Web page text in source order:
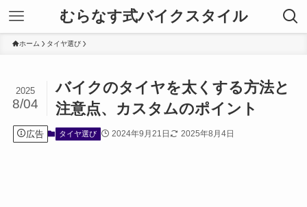
むらなす式バイクスタイル
ホーム タイヤ選び
バイクのタイヤを太くする方法と
注意点、カスタムのポイント
2025
8/04
広告 タイヤ選び 2024年9月21日 2025年8月4日